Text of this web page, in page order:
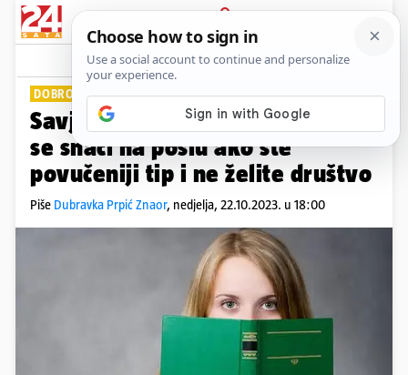
PRIJAVA
Lifestyle Komentari
DOBRO JE ZNATI
Savjeti za introverte: Evo kako
se snaći na poslu ako ste
povučeniji tip i ne želite društvo
Piše Dubravka Prpić Znaor, nedjelja, 22.10.2023. u 18:00